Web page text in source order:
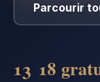
Parcourir
13 18